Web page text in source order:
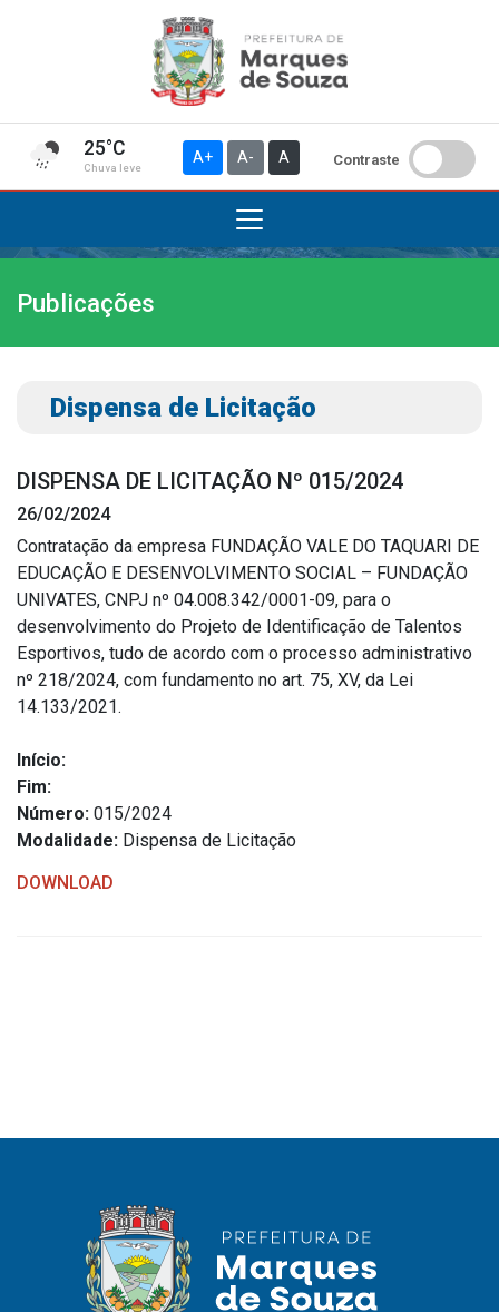
25°C
Chuva leve
A+ A- A Contraste
Institucional
A Prefeitura
Gabinete do Vice-prefeito
Símbolos Oficiais
Estrutura Organizacional
Secretarias
Administração
Agricultura e Meio Ambiente
Assistência Social
Educação, Cultura, Desporto e Turismo
Obras
Publicações
Publicações
Dispensa de Licitação
DISPENSA DE LICITAÇÃO Nº 015/2024
26/02/2024
Contratação da empresa FUNDAÇÃO VALE DO TAQUARI DE
EDUCAÇÃO E DESENVOLVIMENTO SOCIAL – FUNDAÇÃO
UNIVATES, CNPJ nº 04.008.342/0001-09, para o
desenvolvimento do Projeto de Identificação de Talentos
Esportivos, tudo de acordo com o processo administrativo
nº 218/2024, com fundamento no art. 75, XV, da Lei
14.133/2021.
Início:
Fim:
Número: 015/2024
Modalidade: Dispensa de Licitação
DOWNLOAD